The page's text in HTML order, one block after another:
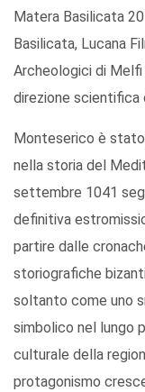
Matera Basilicata
Basilicata, Lucana
Archeologici di Melfi
direzione scientifica
Monteserico è
nella storia del
settembre 1041
definitiva
partire dalle
storiografiche
soltanto come uno
simbolico nel lungo
culturale della
protagonismo